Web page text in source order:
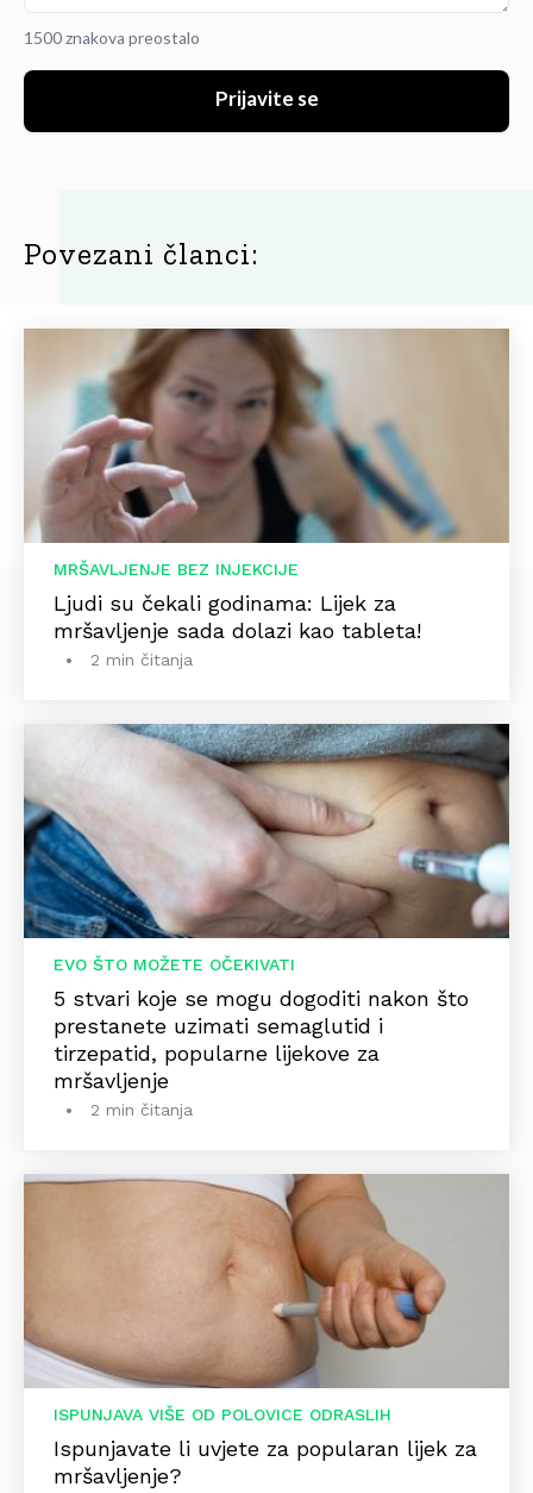
1500 znakova preostalo
Prijavite se
Povezani članci:
MRŠAVLJENJE BEZ INJEKCIJE
Ljudi su čekali godinama: Lijek za
mršavljenje sada dolazi kao tableta!
2 min čitanja
EVO ŠTO MOŽETE OČEKIVATI
5 stvari koje se mogu dogoditi nakon što
prestanete uzimati semaglutid i
tirzepatid, popularne lijekove za
mršavljenje
2 min čitanja
ISPUNJAVA VIŠE OD POLOVICE ODRASLIH
Ispunjavate li uvjete za popularan lijek za
mršavljenje?